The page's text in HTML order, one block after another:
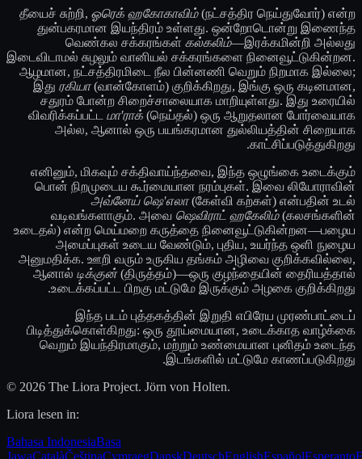
தீயைச் சுற்றி, ஓரெக் ஹகோகாவிம்(நட்சத்திர நெய்துவோர்) என்ற
துன்பகரமான இயந்திரம் உள்ளது. ஒன்றோடொன்று இணைந்த
வெண்கல சக்கரங்கள் கல்கலிம்—இரக்கமின்றி அல்லது
இடைவிடாமல் சுழலும் வானியல் சக்கரங்களை நினைவூட்டுகின்றன.
ஆழமான, நட்சத்திரமிடை நீல பின்னணி வெறும் நிறமாக இல்லை;
இது ரகியா(வான்கோளம்) குறிக்கிறது, இங்கு ஒரு கடினமான,
சதுரம் போன்ற சிறைச்சாலையாக மாறியுள்ளது. இது உரையில்
விவரிக்கப்பட்ட மா'ராக் (நெய்தல்) ஒரு ஆறுதலான போர்வையாக
அல்ல, ஆனால் ஒரு பயங்கரமான துல்லியத்தின் சிறையாக
காட்சிப்படுத்துகிறது.
எனினும், மிகவும் சக்திவாய்ந்தவை, இந்த ஒழுங்கை உடைக்கும்
பொன் நிறமுடைய கூர்மையான நரம்புகள். இவை லியோராவின்
அவ்னேய் ஷெ'எலா(கேள்வி கற்கள்) என்பதின் உடல்
வடிவங்களாகும். அவை ஷெவிராட் ஹகேலிம்(கலசங்களின்
உடைதல்) என்ற மெய்மறை கருத்தை நினைவூட்டுகின்றன—பழைய
அமைப்புகள் உடைய வேண்டும், புதிய, உயர்ந்த ஒளி நுழைய
அனுமதிக்க. ஊறி வரும் உருகிய தங்கம் அழிவை குறிக்கவில்லை,
ஆனால் டிக்குன்(திருத்தம்)—ஒரு குழந்தையின் தைரியத்தால்
உடைக்கப்பட்ட பிறகு மட்டுமே இருக்கும் அழகை குறிக்கிறது.
இந்த படம் புத்தகத்தின் இறுதி எபிரேய முரண்பாட்டைப்
பிடித்துக்கொள்கிறது: ஒரு தூய்மையான, உடைக்காத வாழ்க்கை
வெறும் இயந்திரமாகும், மற்றும் உண்மையான புனிதம் உடைந்த
இடங்களில் மட்டுமே காணப்படுகிறது.
© 2026 The Liora Project. Jörn von Holten.
Liora lesen in:
Bahasa IndonesiaBasa